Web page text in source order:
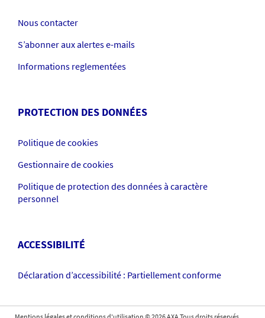
Nous contacter
S’abonner aux alertes e-mails
Informations reglementées
PROTECTION DES DONNÉES
Politique de cookies
Gestionnaire de cookies
Politique de protection des données à caractère
personnel
ACCESSIBILITÉ
Déclaration d’accessibilité : Partiellement conforme